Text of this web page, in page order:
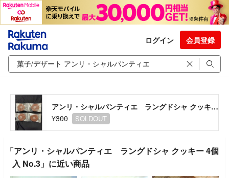
ログイン 会員登録
アンリ・シャルパンティエ ラングドシャ クッキー 4個入 No.3
¥300
SOLDOUT
「アンリ・シャルパンティエ ラングドシャ クッキー 4個
入 No.3」に近い商品